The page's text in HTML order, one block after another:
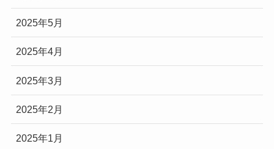
2025年5月
2025年4月
2025年3月
2025年2月
2025年1月